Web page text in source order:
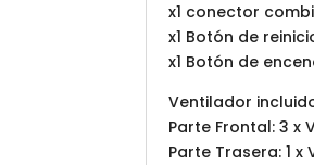
x1 conector
x1 Botón de
x1 Botón de
Ventilador
Parte Frontal: 3 x
Parte Trasera: 1 x